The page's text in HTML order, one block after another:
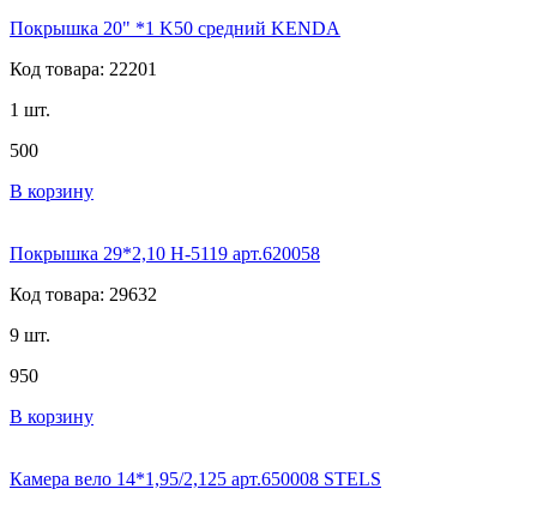
Покрышка 20" *1 K50 средний KENDA
Код товара: 22201
1 шт.
500
В корзину
Покрышка 29*2,10 H-5119 арт.620058
Код товара: 29632
9 шт.
950
В корзину
Камера вело 14*1,95/2,125 арт.650008 STELS